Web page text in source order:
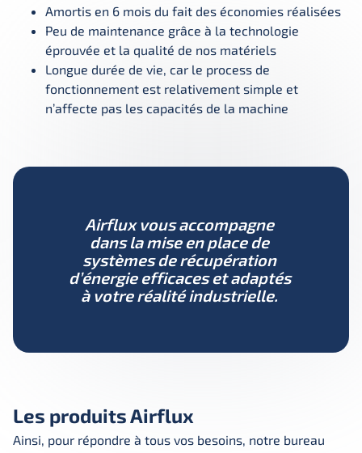
Amortis en 6 mois du fait des économies réalisées
Peu de maintenance grâce à la technologie
éprouvée et la qualité de nos matériels
Longue durée de vie, car le process de
fonctionnement est relativement simple et
n’affecte pas les capacités de la machine
Airflux vous accompagne
dans la mise en place de
systèmes de récupération
d’énergie efficaces et adaptés
à votre réalité industrielle.
Les produits Airflux
Ainsi, pour répondre à tous vos besoins, notre bureau